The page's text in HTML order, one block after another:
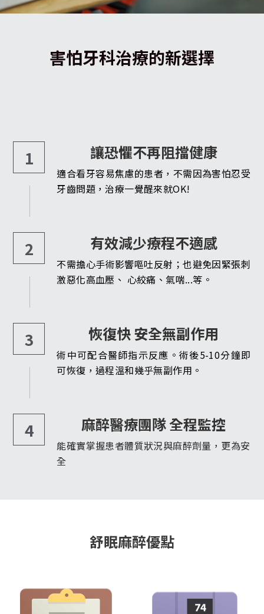
害怕牙科治療的新選擇
1 讓恐懼不再阻擋健康
適合看牙容易焦慮的患者，不需因為害怕忍受
牙齒問題，治療一覺醒來就OK!
2 有效減少療程不適感
不需擔心手術影響嘔吐反射；也避免因緊張刺
激惡化高血壓、 心絞痛、氣喘...等。
3 恢復快 安全無副作用
術中可配合醫師指示反應。術後5-10分鐘即
可恢復，過程溫和幾乎無副作用。
4 麻醉醫療團隊 全程監控
能確實掌握患者體質狀況與麻醉劑量，更為安
全
舒眠麻醉優點